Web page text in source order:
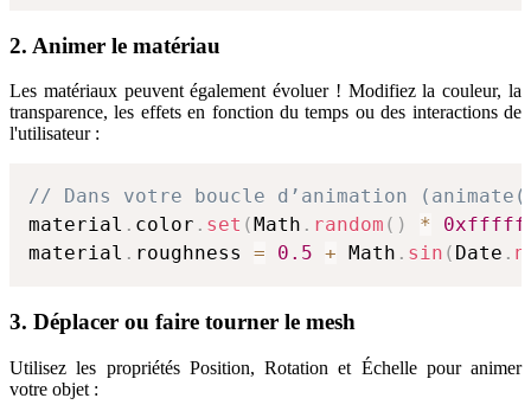
2. Animer le matériau
Les matériaux peuvent également évoluer ! Modifiez la couleur, la
transparence, les effets en fonction du temps ou des interactions de
l'utilisateur :
// Dans votre boucle d’animation
material . color . set ( Math . random ( ) *
material . roughness = 0.5 + Math . sin ( Date .
3. Déplacer ou faire tourner le mesh
Utilisez les propriétés Position, Rotation et Échelle pour animer
votre objet :